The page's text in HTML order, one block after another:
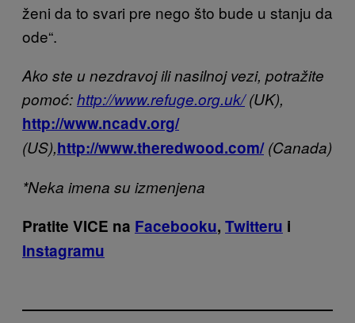
ženi da to svari pre nego što bude u stanju da
ode“.
Ako ste u nezdravoj ili nasilnoj vezi, potražite
pomoć:http://www.refuge.org.uk/(UK),
http://www.ncadv.org/
(US),http://www.theredwood.com/(Canada)
*Neka imena su izmenjena
Pratite VICE na Facebooku, Twitteru i
Instagramu